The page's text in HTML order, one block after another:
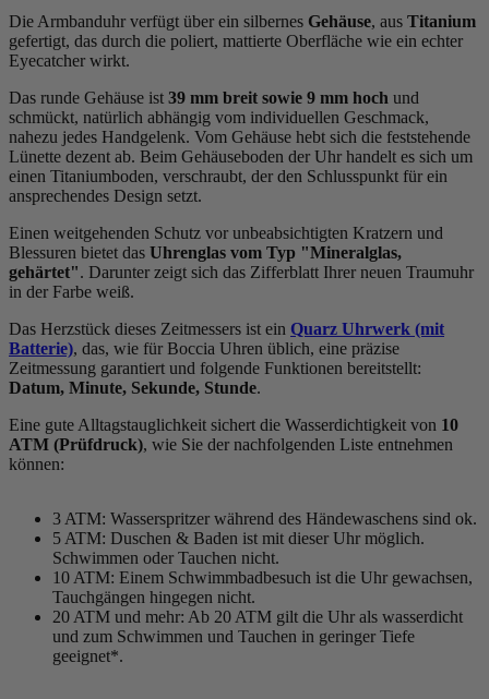
Die Armbanduhr verfügt über ein silbernes Gehäuse, aus Titanium
gefertigt, das durch die poliert, mattierte Oberfläche wie ein echter
Eyecatcher wirkt.
Das runde Gehäuse ist 39 mm breit sowie 9 mm hoch und
schmückt, natürlich abhängig vom individuellen Geschmack,
nahezu jedes Handgelenk. Vom Gehäuse hebt sich die feststehende
Lünette dezent ab. Beim Gehäuseboden der Uhr handelt es sich um
einen Titaniumboden, verschraubt, der den Schlusspunkt für ein
ansprechendes Design setzt.
Einen weitgehenden Schutz vor unbeabsichtigten Kratzern und
Blessuren bietet das Uhrenglas vom Typ "Mineralglas,
gehärtet". Darunter zeigt sich das Zifferblatt Ihrer neuen Traumuhr
in der Farbe weiß.
Das Herzstück dieses Zeitmessers ist ein Quarz Uhrwerk (mit
Batterie), das, wie für Boccia Uhren üblich, eine präzise
Zeitmessung garantiert und folgende Funktionen bereitstellt:
Datum, Minute, Sekunde, Stunde.
Eine gute Alltagstauglichkeit sichert die Wasserdichtigkeit von 10
ATM (Prüfdruck), wie Sie der nachfolgenden Liste entnehmen
können:
3 ATM: Wasserspritzer während des Händewaschens sind ok.
5 ATM: Duschen & Baden ist mit dieser Uhr möglich.
Schwimmen oder Tauchen nicht.
10 ATM: Einem Schwimmbadbesuch ist die Uhr gewachsen,
Tauchgängen hingegen nicht.
20 ATM und mehr: Ab 20 ATM gilt die Uhr als wasserdicht
und zum Schwimmen und Tauchen in geringer Tiefe
geeignet*.